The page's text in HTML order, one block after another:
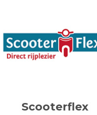
Scooterflex